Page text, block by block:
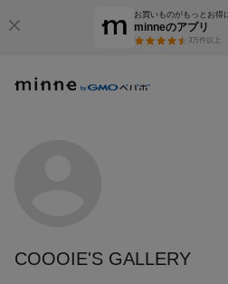
お買いものがもっとお得
minneのアプリ
3万件以上
COOOIE'S GALLERY